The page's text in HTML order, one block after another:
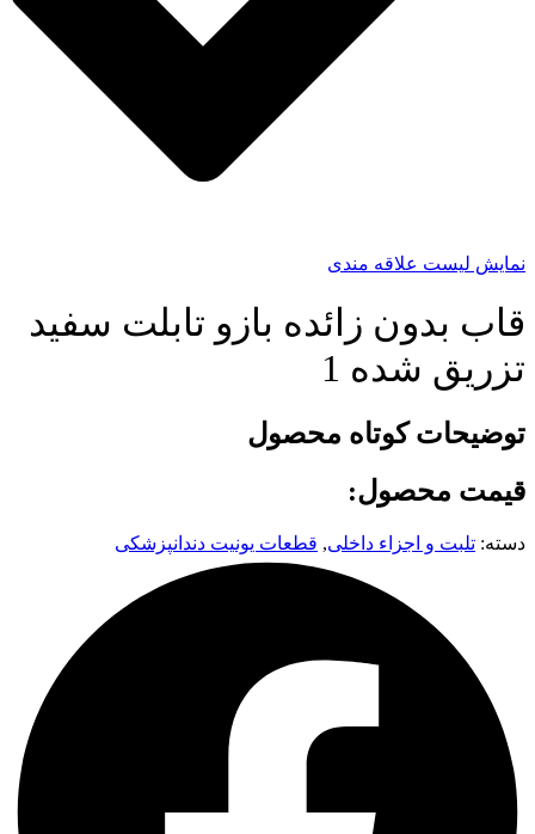
نمایش لیست علاقه مندی
قاب بدون زائده بازو تابلت سفید
تزریق شده 1
توضیحات کوتاه محصول
قیمت محصول:
دسته: تلبت و اجزاء داخلی, قطعات یونیت دندانپزشکی